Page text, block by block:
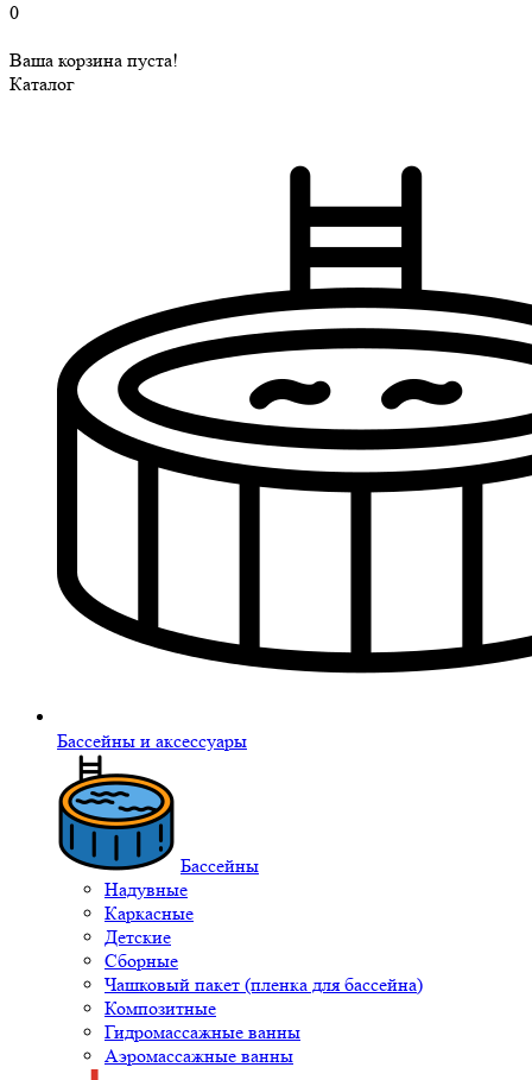
0
Ваша корзина пуста!
Каталог
Бассейны и аксессуары
Бассейны
Надувные
Каркасные
Детские
Сборные
Чашковый пакет (пленка для бассейна)
Композитные
Гидромассажные ванны
Аэромассажные ванны